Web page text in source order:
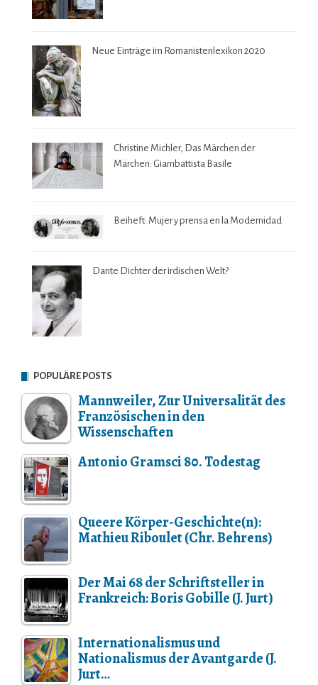
Neue Einträge im Romanistenlexikon 2020
Christine Michler, Das Märchen der
Märchen: Giambattista Basile
Beiheft: Mujer y prensa en la Modernidad
Dante Dichter der irdischen Welt?
POPULÄRE POSTS
Mannweiler, Zur Universalität des
Französischen in den
Wissenschaften
Antonio Gramsci 80. Todestag
Queere Körper-Geschichte(n):
Mathieu Riboulet (Chr. Behrens)
Der Mai 68 der Schriftsteller in
Frankreich: Boris Gobille (J. Jurt)
Internationalismus und
Nationalismus der Avantgarde (J.
Jurt…